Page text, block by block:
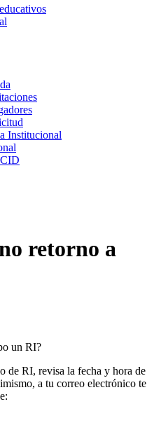
Institucional
retorno a
un RI?
de RI, revisa la fecha y hora de
a tu correo electrónico te